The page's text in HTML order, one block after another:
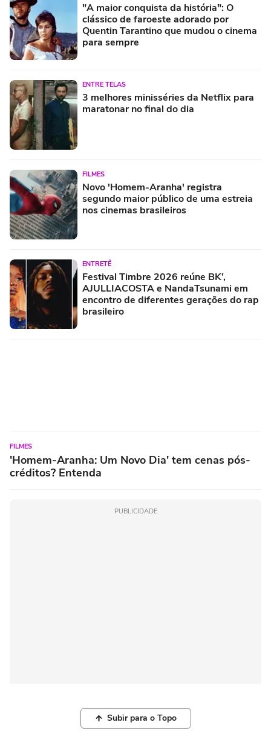
"A maior conquista da história": O
clássico de faroeste adorado por
Quentin Tarantino que mudou o cinema
para sempre
ENTRE TELAS
3 melhores minisséries da Netflix para
maratonar no final do dia
FILMES
Novo 'Homem-Aranha' registra
segundo maior público de uma estreia
nos cinemas brasileiros
ENTRETÊ
Festival Timbre 2026 reúne BK’,
AJULLIACOSTA e NandaTsunami em
encontro de diferentes gerações do rap
brasileiro
FILMES
'Homem-Aranha: Um Novo Dia' tem cenas pós-
créditos? Entenda
PUBLICIDADE
Subir para o Topo